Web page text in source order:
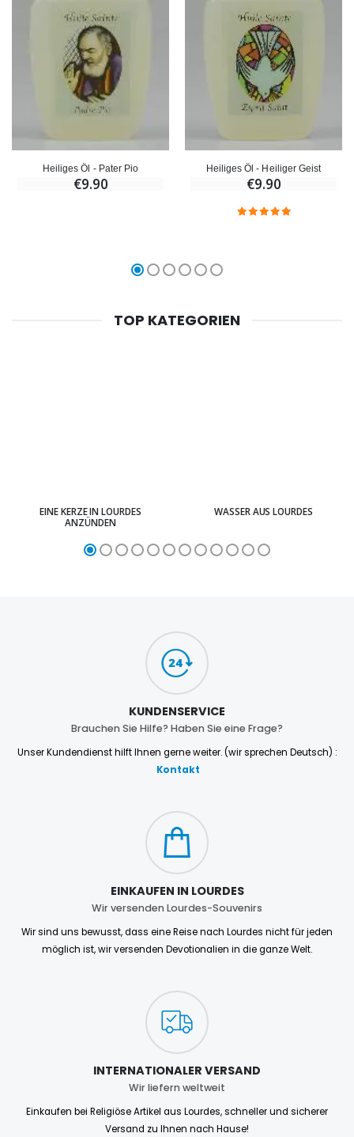
Heiliges Öl - Pater Pio
€9.90
Heiliges Öl - Heiliger Geist
€9.90
TOP KATEGORIEN
EINE KERZE IN LOURDES
ANZÜNDEN
WASSER AUS LOURDES
KUNDENSERVICE
Brauchen Sie Hilfe? Haben Sie eine Frage?
Unser Kundendienst hilft Ihnen gerne weiter. (wir sprechen Deutsch) :
Kontakt
EINKAUFEN IN LOURDES
Wir versenden Lourdes-Souvenirs
Wir sind uns bewusst, dass eine Reise nach Lourdes nicht für jeden
möglich ist, wir versenden Devotionalien in die ganze Welt.
INTERNATIONALER VERSAND
Wir liefern weltweit
Einkaufen bei Religiöse Artikel aus Lourdes, schneller und sicherer
Versand zu Ihnen nach Hause!